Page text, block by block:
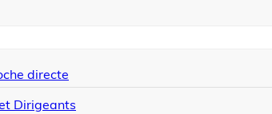
directe
Dirigeants